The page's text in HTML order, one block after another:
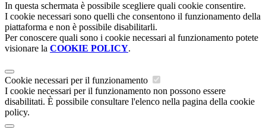
In questa schermata è possibile scegliere quali cookie consentire.
I cookie necessari sono quelli che consentono il funzionamento della
piattaforma e non è possibile disabilitarli.
Per conoscere quali sono i cookie necessari al funzionamento potete
visionare la COOKIE POLICY.
Cookie necessari per il funzionamento
I cookie necessari per il funzionamento non possono essere
disabilitati. È possibile consultare l'elenco nella pagina della cookie
policy.